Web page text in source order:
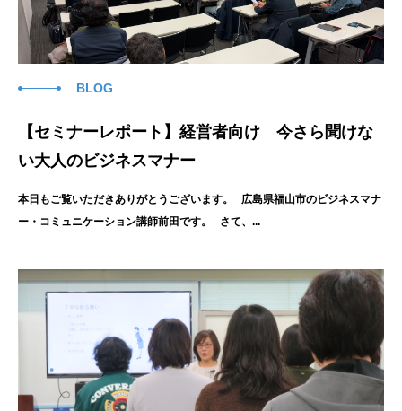
BLOG
【セミナーレポート】経営者向け 今さら聞けな
い大人のビジネスマナー
本日もご覧いただきありがとうございます。 広島県福山市のビジネスマナ
ー・コミュニケーション講師前田です。 さて、...